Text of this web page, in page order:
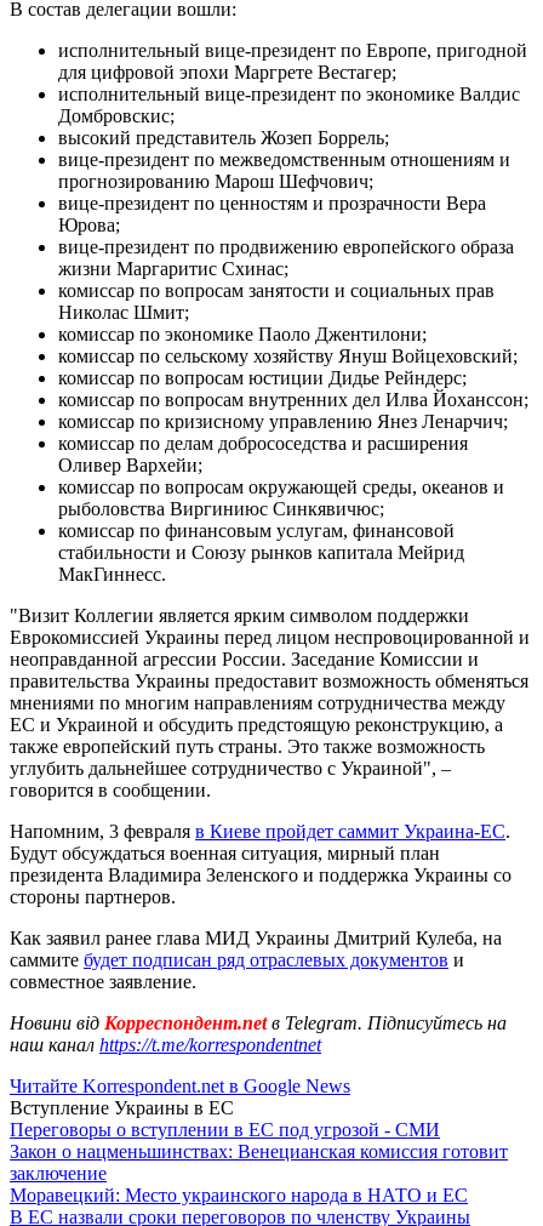
В состав делегации вошли:
исполнительный вице-президент по Европе, пригодной
для цифровой эпохи Маргрете Вестагер;
исполнительный вице-президент по экономике Валдис
Домбровскис;
высокий представитель Жозеп Боррель;
вице-президент по межведомственным отношениям и
прогнозированию Марош Шефчович;
вице-президент по ценностям и прозрачности Вера
Юрова;
вице-президент по продвижению европейского образа
жизни Маргаритис Схинас;
комиссар по вопросам занятости и социальных прав
Николас Шмит;
комиссар по экономике Паоло Джентилони;
комиссар по сельскому хозяйству Януш Войцеховский;
комиссар по вопросам юстиции Дидье Рейндерс;
комиссар по вопросам внутренних дел Илва Йоханссон;
комиссар по кризисному управлению Янез Ленарчич;
комиссар по делам добрососедства и расширения
Оливер Вархейи;
комиссар по вопросам окружающей среды, океанов и
рыболовства Виргиниюс Синкявичюс;
комиссар по финансовым услугам, финансовой
стабильности и Союзу рынков капитала Мейрид
МакГиннесс.
"Визит Коллегии является ярким символом поддержки
Еврокомиссией Украины перед лицом неспровоцированной и
неоправданной агрессии России. Заседание Комиссии и
правительства Украины предоставит возможность обменяться
мнениями по многим направлениям сотрудничества между
ЕС и Украиной и обсудить предстоящую реконструкцию, а
также европейский путь страны. Это также возможность
углубить дальнейшее сотрудничество с Украиной", –
говорится в сообщении.
Напомним, 3 февраля в Киеве пройдет саммит Украина-ЕС.
Будут обсуждаться военная ситуация, мирный план
президента Владимира Зеленского и поддержка Украины со
стороны партнеров.
Как заявил ранее глава МИД Украины Дмитрий Кулеба, на
саммите будет подписан ряд отраслевых документов и
совместное заявление.
Новини від Корреспондент.netв Telegram. Підписуйтесь на
наш канал https://t.me/korrespondentnet
Читайте Korrespondent.net в Google News
Вступление Украины в ЕС
Переговоры о вступлении в ЕС под угрозой - СМИ
Закон о нацменьшинствах: Венецианская комиссия готовит
заключение
Моравецкий: Место украинского народа в НАТО и ЕС
В ЕС назвали сроки переговоров по членству Украины